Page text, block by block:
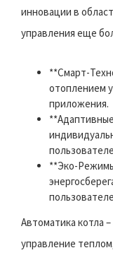
инновации в
управления еще
**Смарт-
отоплением
приложения.
**Эко-
Автоматика котла
управление